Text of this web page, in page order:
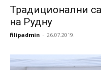
Традиционални
на Рудну
filipadmin - 26.07.2019.